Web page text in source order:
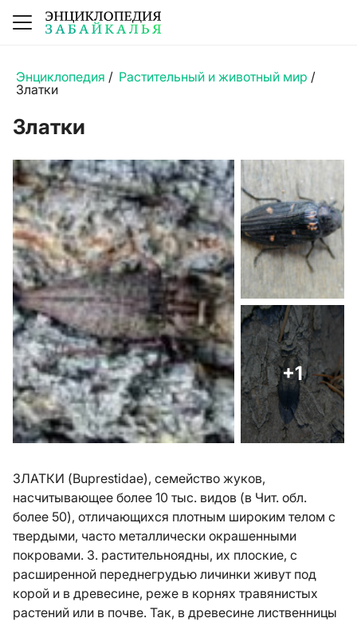
Энциклопедия / Растительный и животный мир /
Златки
Златки
+1
ЗЛАТКИ (Buprestidae), семейство жуков,
насчитывающее более 10 тыс. видов (в Чит. обл.
более 50), отличающихся плотным широким телом с
твердыми, часто металлически окрашенными
покровами. З. растительноядны, их плоские, с
расширенной переднегрудью личинки живут под
корой и в древесине, реже в корнях травянистых
растений или в почве. Так, в древесине лиственницы